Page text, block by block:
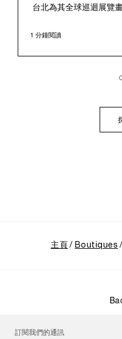
台北為其全球巡迴展覽
區對公眾開放。這座擁
歷史敘事完
樹一幟的品牌底蘊，從
術的神秘面紗，推出首
1 分鐘閱讀
主頁 Boutiques
訂閱我們的通訊